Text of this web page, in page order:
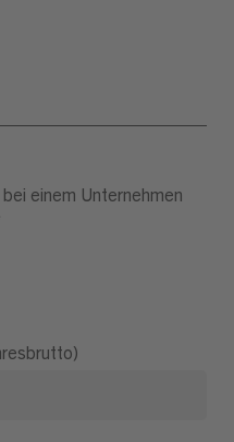
einem Unternehmen